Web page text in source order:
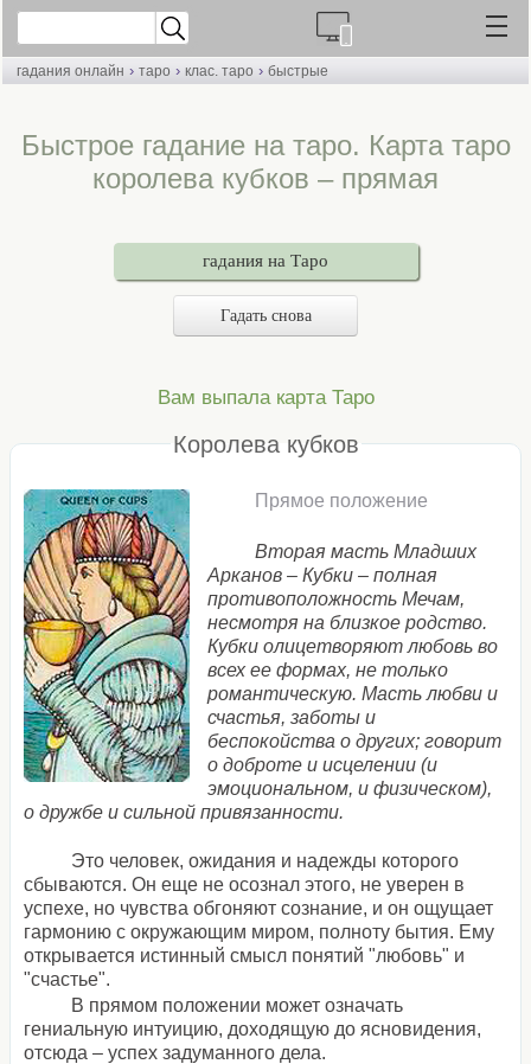
гадания онлайн › таро › клас. таро › быстрые
Быстрое гадание на таро. Карта таро
королева кубков – прямая
гадания на Таро
Гадать снова
Вам выпала карта Таро
Королева кубков
Прямое положение
Вторая масть Младших
Арканов – Кубки – полная
противоположность Мечам,
несмотря на близкое родство.
Кубки олицетворяют любовь во
всех ее формах, не только
романтическую. Масть любви и
счастья, заботы и
беспокойства о других; говорит
о доброте и исцелении (и
эмоциональном, и физическом),
о дружбе и сильной привязанности.
Это человек, ожидания и надежды которого
сбываются. Он еще не осознал этого, не уверен в
успехе, но чувства обгоняют сознание, и он ощущает
гармонию с окружающим миром, полноту бытия. Ему
открывается истинный смысл понятий "любовь" и
"счастье".
В прямом положении может означать
гениальную интуицию, доходящую до ясновидения,
отсюда – успех задуманного дела.